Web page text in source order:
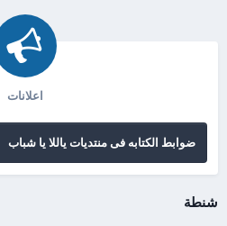
اعلانات
ضوابط الكتابه فى منتديات ياللا يا شباب
شنطة